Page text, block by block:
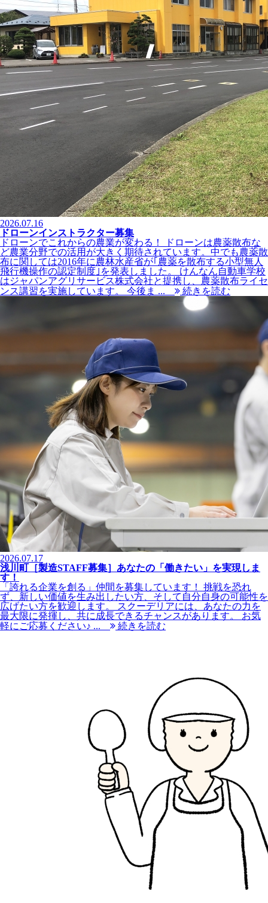
2026.07.16
ドローンインストラクター募集
ドローンでこれからの農業が変わる！ ドローンは農薬散布な
ど農業分野での活用が大きく期待されています。中でも農薬散
布に関しては2016年に農林水産省が｢農薬を散布する小型無人
飛行機操作の認定制度｣を発表しました。 けんなん自動車学校
はジャパンアグリサービス株式会社と提携し、農薬散布ライセ
ンス講習を実施しています。 今後ま ...
続きを読む
2026.07.17
浅川町［製造STAFF募集］あなたの「働きたい」を実現しま
す！
「誇れる企業を創る」仲間を募集しています！ 挑戦を恐れ
ず、新しい価値を生み出したい方、そして自分自身の可能性を
広げたい方を歓迎します。 スクーデリアには、あなたの力を
最大限に発揮し、共に成長できるチャンスがあります。 お気
軽にご応募ください♪ ...
続きを読む